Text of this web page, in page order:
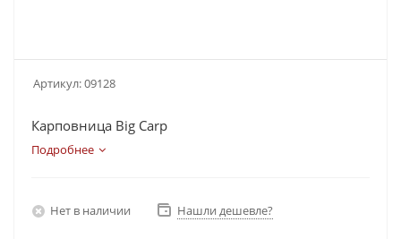
Артикул:09128
Карповница Big Carp
Подробнее
Нет в наличии Нашли дешевле?